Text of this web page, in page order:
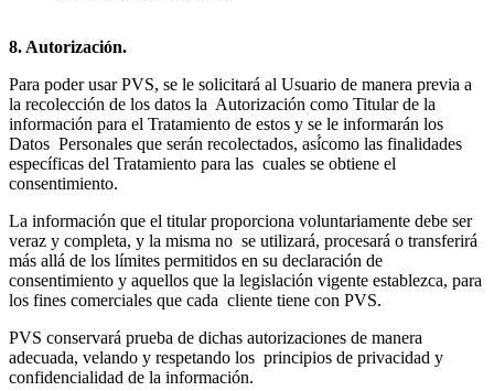
8. Autorización.
Para poder usar PVS, se le solicitará al Usuario de manera previa a
la recolección de los datos la Autorización como Titular de la
información para el Tratamiento de estos y se le informarán los
Datos Personales que serán recolectados, así́como las finalidades
específicas del Tratamiento para las cuales se obtiene el
consentimiento.
La información que el titular proporciona voluntariamente debe ser
veraz y completa, y la misma no se utilizará, procesará o transferirá
más allá de los límites permitidos en su declaración de
consentimiento y aquellos que la legislación vigente establezca, para
los fines comerciales que cada cliente tiene con PVS.
PVS conservará prueba de dichas autorizaciones de manera
adecuada, velando y respetando los principios de privacidad y
confidencialidad de la información.